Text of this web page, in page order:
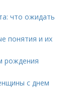
что ожидать
понятия и их
рождения
с днем